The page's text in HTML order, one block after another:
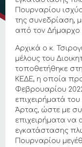
Πουρναρίου
της συνεδρίαση,
από τον Δήμαρχο
Αρχικά ο κ.
μέλους του
τοποθετήθηκε
ΚΕΔΕ, η οποία
Φεβρουαρίου
επιχειρήματά
Άρτας, ώστε με
επιχειρήματα να
εγκατάστασης
Πουρναρίου